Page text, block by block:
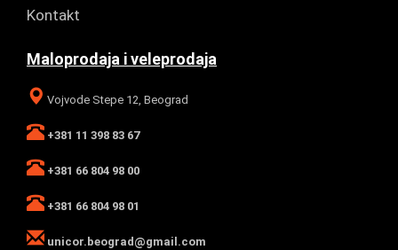
Kontakt
Maloprodaja i veleprodaja
Vojvode Stepe 12, Beograd
+381 11 398 83 67
+381 66 804 98 00
+381 66 804 98 01
unicor.beograd@gmail.com